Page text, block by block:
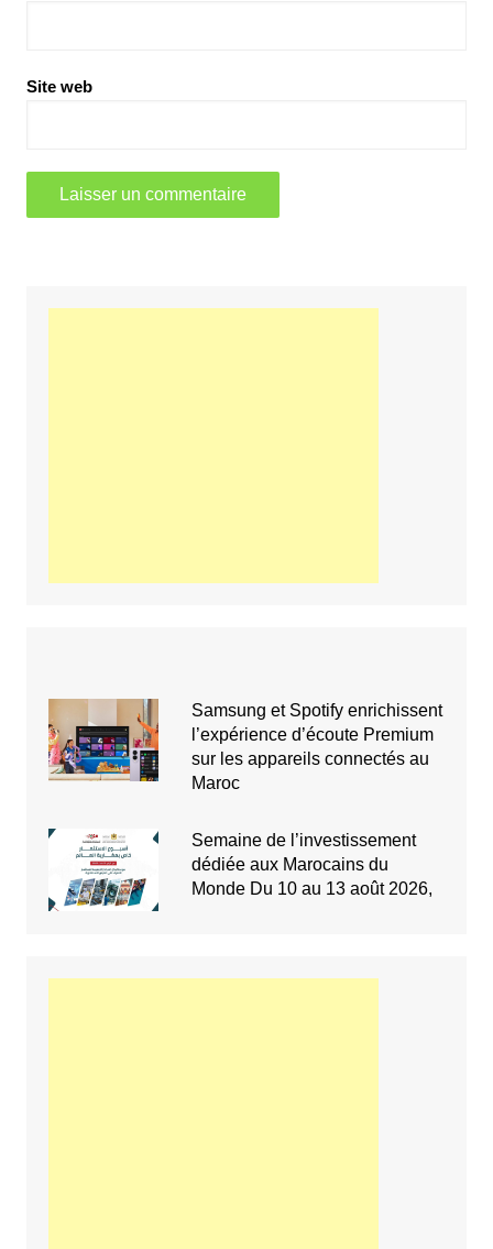
Site web
Samsung et Spotify enrichissent
l’expérience d’écoute Premium
sur les appareils connectés au
Maroc
Semaine de l’investissement
dédiée aux Marocains du
Monde Du 10 au 13 août 2026,